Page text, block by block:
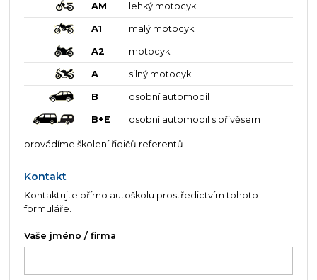
AM lehký motocykl
A1 malý motocykl
A2 motocykl
A silný motocykl
B osobní automobil
B+E osobní automobil s přívěsem
provádíme školení řidičů referentů
Kontakt
Kontaktujte přímo autoškolu prostředictvím tohoto
formuláře.
Vaše jméno / firma